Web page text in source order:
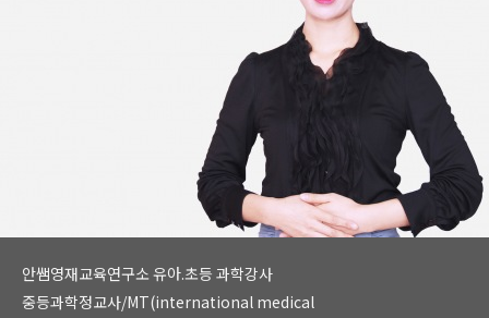
안쌤영재교육연구소 유아.초등 과학강사
중등과학정교사/MT(international medical